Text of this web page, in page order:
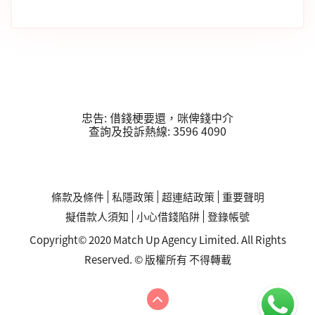
忠告: 借錢梗要還，咪俾錢中介
查詢及投訴熱線: 3596 4090
條款及條件 私隱政策 超連結政策 重要聲明
擬借款人須知 小心借錢陷阱 登錄帳號
Copyright© 2020 Match Up Agency Limited. All Rights
Reserved. © 版權所有 不得轉載